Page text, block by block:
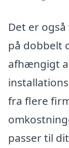
Det er
på dobbelt
afhængigt
fra flere
passer til